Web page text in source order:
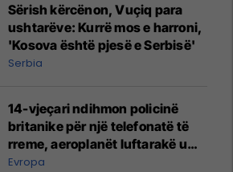
Sërish kërcënon, Vuçiq para
ushtarëve: Kurrë mos e harroni,
'Kosova është pjesë e Serbisë'
Serbia
14-vjeçari ndihmon policinë
britanike për një telefonatë të
rreme, aeroplanët luftarakë u
ngritën në ajër për të
Evropa